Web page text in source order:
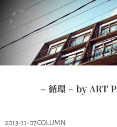
– 循環 – by ART
2013-11-07COLUMN